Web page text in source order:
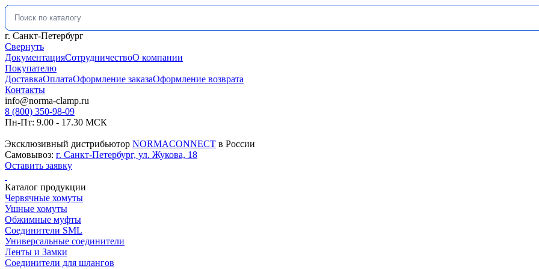
Искать:
г. Санкт-Петербург
Свернуть
ДокументацияСотрудничествоО компании
Покупателю
ДоставкаОплатаОформление заказаОформление возврата
Контакты
info@norma-clamp.ru
8 (800) 350-98-09
Пн-Пт: 9.00 - 17.30 МСК
Эксклюзивный дистрибьютор NORMACONNECT в России
Самовывоз: г. Санкт-Петербург, ул. Жукова, 18
Оставить заявку
Каталог продукции
Червячные хомуты
Ушные хомуты
Обжимные муфты
Соединители SML
Универсальные соединители
Ленты и Замки
Соединители для шлангов